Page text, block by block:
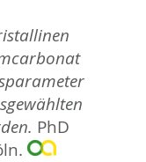
PhD